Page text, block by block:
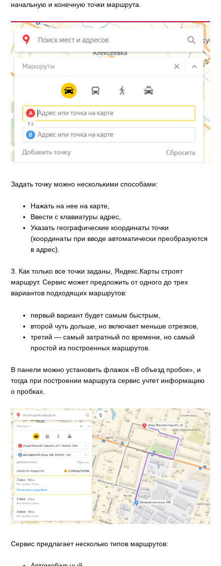
начальную и конечную точки маршрута.
Задать точку можно несколькими способами:
Нажать на нее на карте,
Ввести с клавиатуры адрес,
Указать географические координаты точки
(координаты при вводе автоматически преобразуются
в адрес).
3. Как только все точки заданы, Яндекс.Карты строят
маршрут. Сервис может предложить от одного до трех
вариантов подходящих маршрутов:
первый вариант будет самым быстрым,
второй чуть дольше, но включает меньше отрезков,
третий — самый затратный по времени, но самый
простой из построенных маршрутов.
В панели можно установить флажок «В объезд пробок», и
тогда при построении маршрута сервис учтет информацию
о пробках.
Сервис предлагает несколько типов маршрутов: